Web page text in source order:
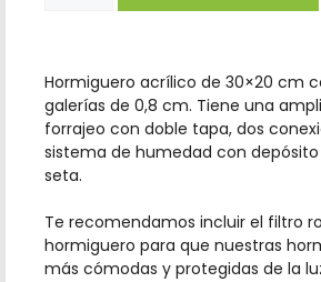
Hormiguero acrílico de 30×20 cm
galerías de 0,8 cm. Tiene una
forrajeo con doble tapa, dos
sistema de humedad con
seta.
Te recomendamos incluir el filtro
hormiguero para que nuestras
más cómodas y protegidas de la